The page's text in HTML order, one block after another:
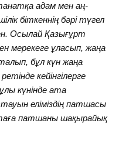
адам мен аң-
біткеннің бәрі түгел
Осылай Қазығұрт
мерекеге ұласып, жаңа
бұл күн жаңа
кейінгілерге
күнінде ата
еліміздің патшасы
патшаны шақырайық